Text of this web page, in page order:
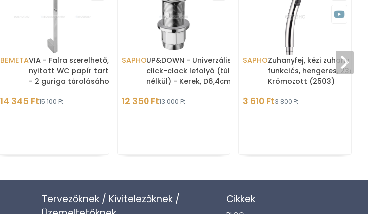
BEMETAVIA - Falra szerelhető,
nyitott WC papír tartó rúd
- 2 guriga tárolásához -
14 345 Ft15 100 Ft
SAPHOUP&DOWN - Univerzális
click-clack lefolyó (túlfolyó
nélkül) - Kerek, D6,4cm
12 350 Ft13 000 Ft
SAPHOZuhanyfej, kézi zuhany - 1
funkciós, hengeres, 23cm -
Krómozott (2503)
3 610 Ft3 800 Ft
Tervezőknek / Kivitelezőknek /
Cikkek